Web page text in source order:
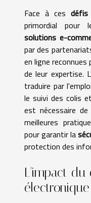
Face à cesdéfis
primordial pour
solutions e-
par des
en ligne
de leur expertise. L'
traduire par
le suivi des colis
est nécessaire
meilleures
pour garantir la
protection des
L'impact du